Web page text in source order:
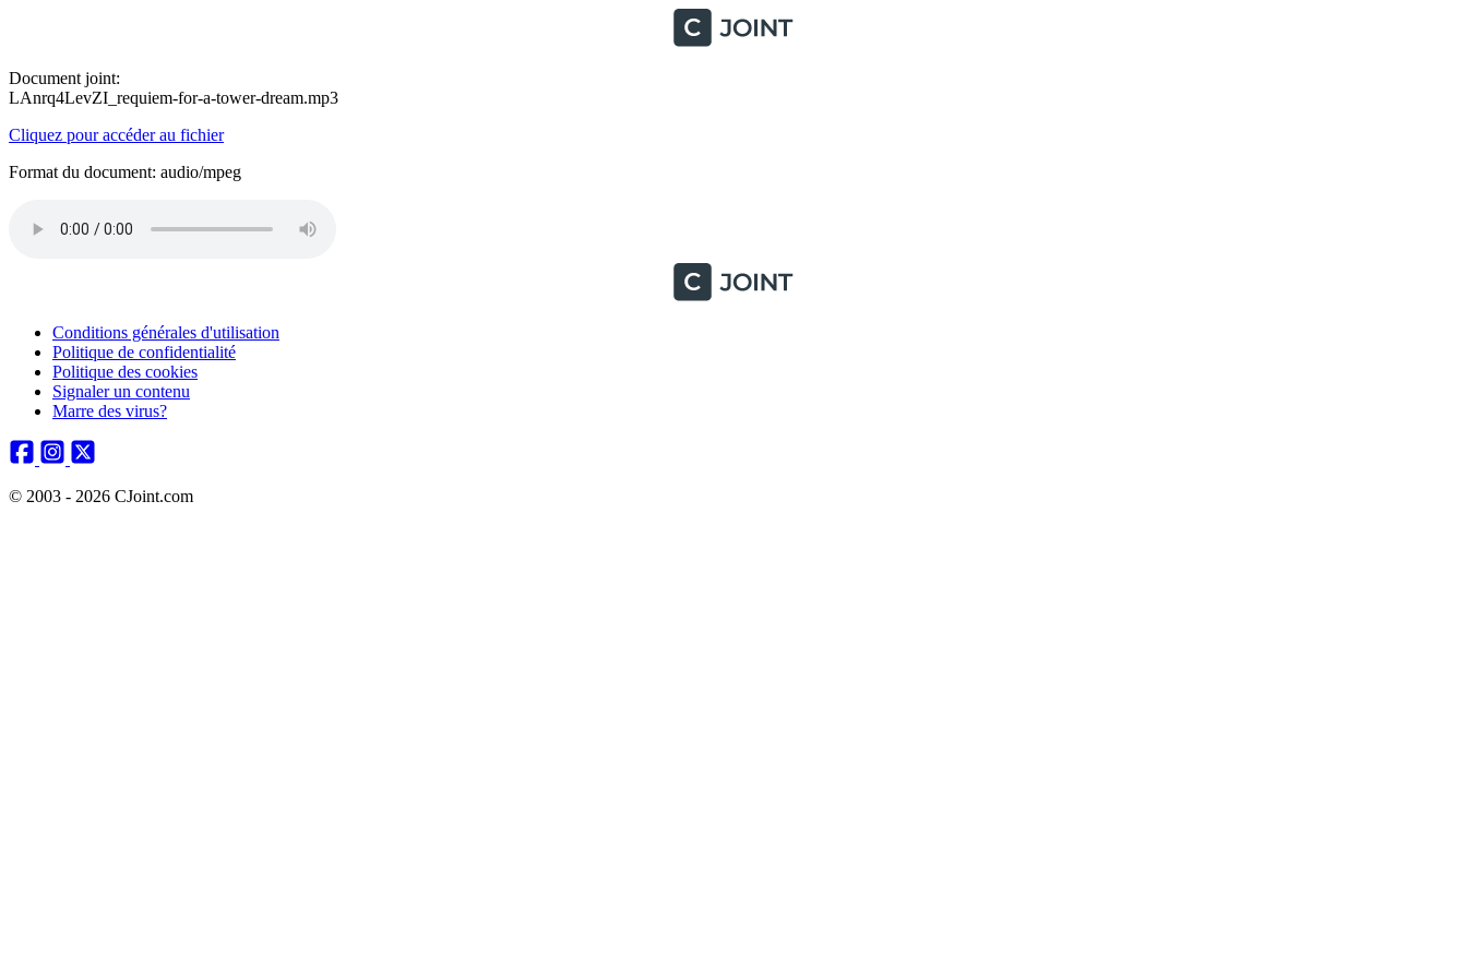
Document joint:
LAnrq4LevZI_requiem-for-a-tower-dream.mp3
Cliquez pour accéder au fichier
Format du document: audio/mpeg
Conditions générales d'utilisation
Politique de confidentialité
Politique des cookies
Signaler un contenu
Marre des virus?
© 2003 - 2026 CJoint.com